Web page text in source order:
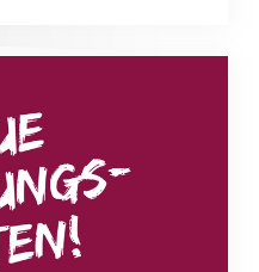
August 2026